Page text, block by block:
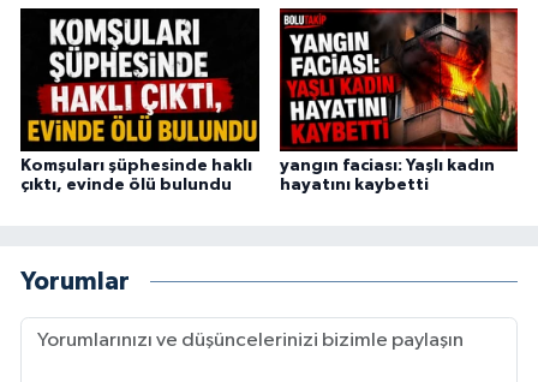
Komşuları şüphesinde haklı
çıktı, evinde ölü bulundu
yangın faciası: Yaşlı kadın
hayatını kaybetti
Yorumlar